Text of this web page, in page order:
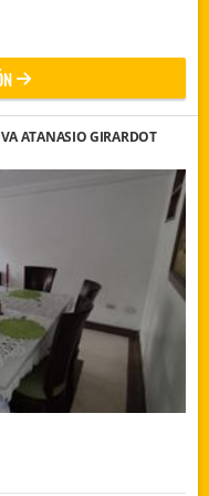
ATANASIO GIRARDOT